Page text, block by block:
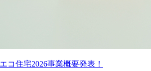
コ住宅2026事業概要発表！